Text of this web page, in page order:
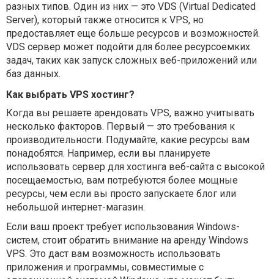
разных типов. Один из них — это VDS (Virtual Dedicated
Server), который также относится к VPS, но
предоставляет еще больше ресурсов и возможностей.
VDS сервер может подойти для более ресурсоемких
задач, таких как запуск сложных веб-приложений или
баз данных.
Как выбрать VPS хостинг?
Когда вы решаете арендовать VPS, важно учитывать
несколько факторов. Первый — это требования к
производительности. Подумайте, какие ресурсы вам
понадобятся. Например, если вы планируете
использовать сервер для хостинга веб-сайта с высокой
посещаемостью, вам потребуются более мощные
ресурсы, чем если вы просто запускаете блог или
небольшой интернет-магазин.
Если ваш проект требует использования Windows-
систем, стоит обратить внимание на аренду Windows
VPS. Это даст вам возможность использовать
приложения и программы, совместимые с